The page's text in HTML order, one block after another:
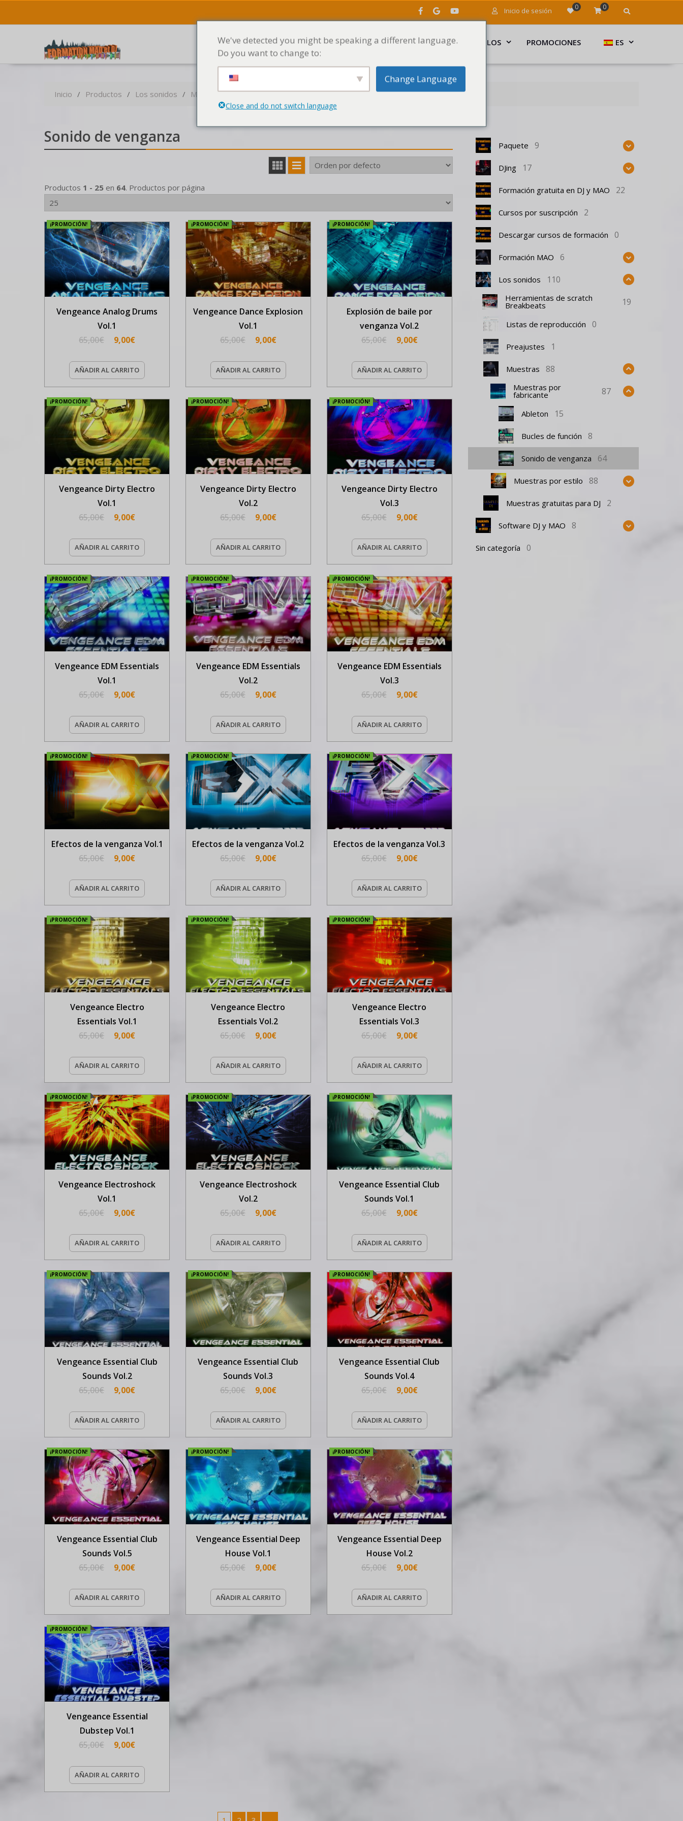
Inicio de sesión 0 0
INICIO MENÚ ARTÍCULOS PROMOCIONES ES
Inicio Productos Los sonidos Muestras Muestras por fabricante Sonido de venganza
Sonido de venganza
Productos 1 - 25 en 64. Productos por página
¡PROMOCIÓN!
Vengeance Analog Drums
Vol.1
65,00€ 9,00€
AÑADIR AL CARRITO
¡PROMOCIÓN!
Vengeance Dance Explosion
Vol.1
65,00€ 9,00€
AÑADIR AL CARRITO
¡PROMOCIÓN!
Explosión de baile por
venganza Vol.2
65,00€ 9,00€
AÑADIR AL CARRITO
¡PROMOCIÓN!
Vengeance Dirty Electro
Vol.1
65,00€ 9,00€
AÑADIR AL CARRITO
¡PROMOCIÓN!
Vengeance Dirty Electro
Vol.2
65,00€ 9,00€
AÑADIR AL CARRITO
¡PROMOCIÓN!
Vengeance Dirty Electro
Vol.3
65,00€ 9,00€
AÑADIR AL CARRITO
¡PROMOCIÓN!
Vengeance EDM Essentials
Vol.1
65,00€ 9,00€
AÑADIR AL CARRITO
¡PROMOCIÓN!
Vengeance EDM Essentials
Vol.2
65,00€ 9,00€
AÑADIR AL CARRITO
¡PROMOCIÓN!
Vengeance EDM Essentials
Vol.3
65,00€ 9,00€
AÑADIR AL CARRITO
¡PROMOCIÓN!
Efectos de la venganza Vol.1
65,00€ 9,00€
AÑADIR AL CARRITO
¡PROMOCIÓN!
Efectos de la venganza Vol.2
65,00€ 9,00€
AÑADIR AL CARRITO
¡PROMOCIÓN!
Efectos de la venganza Vol.3
65,00€ 9,00€
AÑADIR AL CARRITO
¡PROMOCIÓN!
Vengeance Electro
Essentials Vol.1
65,00€ 9,00€
AÑADIR AL CARRITO
¡PROMOCIÓN!
Vengeance Electro
Essentials Vol.2
65,00€ 9,00€
AÑADIR AL CARRITO
¡PROMOCIÓN!
Vengeance Electro
Essentials Vol.3
65,00€ 9,00€
AÑADIR AL CARRITO
¡PROMOCIÓN!
Vengeance Electroshock
Vol.1
65,00€ 9,00€
AÑADIR AL CARRITO
¡PROMOCIÓN!
Vengeance Electroshock
Vol.2
65,00€ 9,00€
AÑADIR AL CARRITO
¡PROMOCIÓN!
Vengeance Essential Club
Sounds Vol.1
65,00€ 9,00€
AÑADIR AL CARRITO
¡PROMOCIÓN!
Vengeance Essential Club
Sounds Vol.2
65,00€ 9,00€
AÑADIR AL CARRITO
¡PROMOCIÓN!
Vengeance Essential Club
Sounds Vol.3
65,00€ 9,00€
AÑADIR AL CARRITO
¡PROMOCIÓN!
Vengeance Essential Club
Sounds Vol.4
65,00€ 9,00€
AÑADIR AL CARRITO
¡PROMOCIÓN!
Vengeance Essential Club
Sounds Vol.5
65,00€ 9,00€
AÑADIR AL CARRITO
¡PROMOCIÓN!
Vengeance Essential Deep
House Vol.1
65,00€ 9,00€
AÑADIR AL CARRITO
¡PROMOCIÓN!
Vengeance Essential Deep
House Vol.2
65,00€ 9,00€
AÑADIR AL CARRITO
¡PROMOCIÓN!
Vengeance Essential
Dubstep Vol.1
65,00€ 9,00€
AÑADIR AL CARRITO
Paquete 9
DJing 17
Formación gratuita en DJ y MAO 22
Cursos por suscripción 2
Descargar cursos de formación 0
Formación MAO 6
Los sonidos 110
Herramientas de scratch
Breakbeats 19
Listas de reproducción 0
Preajustes 1
Muestras 88
Muestras por
fabricante 87
Ableton 15
Bucles de función 8
Sonido de venganza 64
Muestras por estilo 88
Muestras gratuitas para DJ 2
Software DJ y MAO 8
Sin categoría 0
We've detected you might be speaking a different language.
Do you want to change to:
Change Language
Close and do not switch language